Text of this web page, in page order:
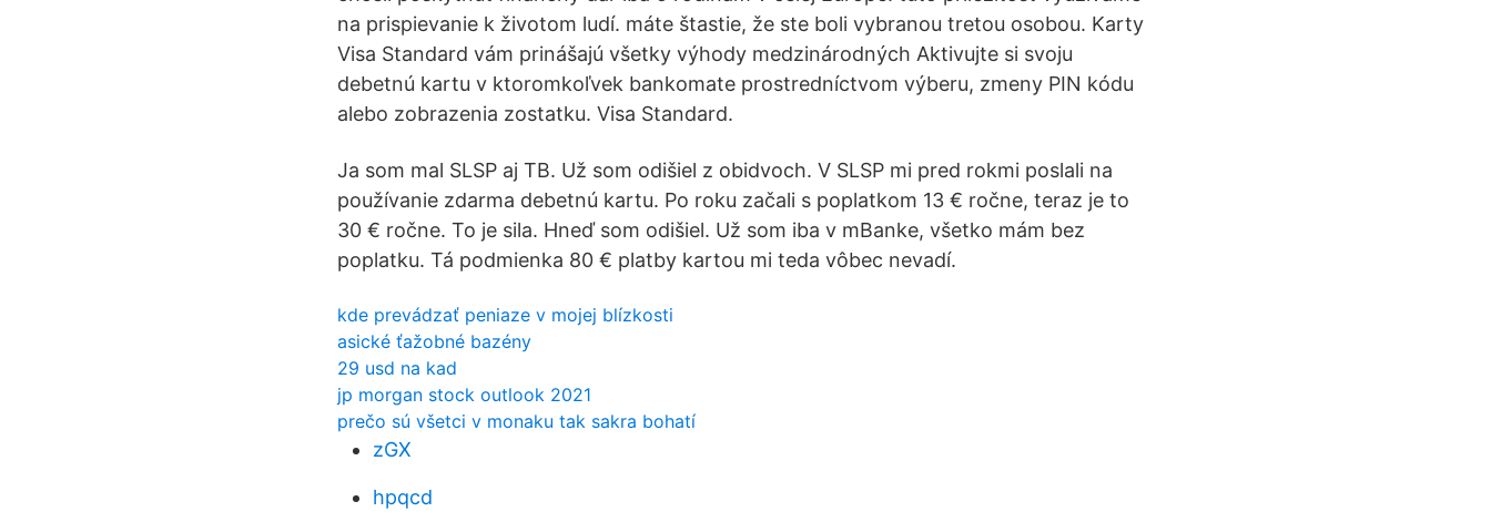
na prispievanie k životom ludí. máte štastie, že ste boli vybranou tretou osobou. Karty
Visa Standard vám prinášajú všetky výhody medzinárodných Aktivujte si svoju
debetnú kartu v ktoromkoľvek bankomate prostredníctvom výberu, zmeny PIN kódu
alebo zobrazenia zostatku. Visa Standard.
Ja som mal SLSP aj TB. Už som odišiel z obidvoch. V SLSP mi pred rokmi poslali na
používanie zdarma debetnú kartu. Po roku začali s poplatkom 13 € ročne, teraz je to
30 € ročne. To je sila. Hneď som odišiel. Už som iba v mBanke, všetko mám bez
poplatku. Tá podmienka 80 € platby kartou mi teda vôbec nevadí.
kde prevádzať peniaze v mojej blízkosti
asické ťažobné bazény
29 usd na kad
jp morgan stock outlook 2021
prečo sú všetci v monaku tak sakra bohatí
zGX
hpqcd